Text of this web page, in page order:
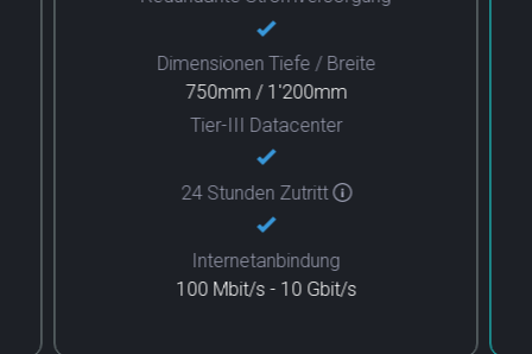
Dimensionen Tiefe / Breite
750mm / 1'200mm
Tier-III Datacenter
24 Stunden Zutritt
Internetanbindung
100 Mbit/s - 10 Gbit/s